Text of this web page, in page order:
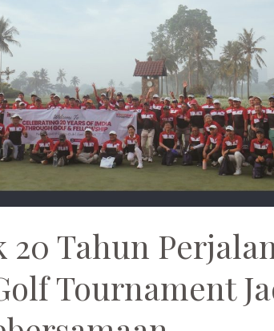
20 Tahun
Tournament